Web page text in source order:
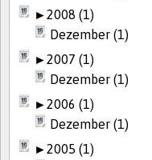
►2008 (1)
Dezember (1)
►2007 (1)
Dezember (1)
►2006 (1)
Dezember (1)
►2005 (1)